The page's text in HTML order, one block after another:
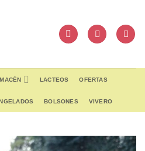
LACTEOS OFERTAS
BOLSONES VIVERO